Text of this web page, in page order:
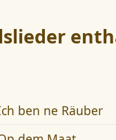
ben ne Räuber